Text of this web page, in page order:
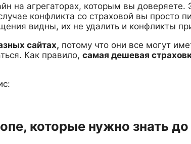
на агрегаторах, которым вы
конфликта со страховой вы просто
видны, их не удалить и конфликты
сайтах, потому что они все могут
Как правило, самая дешевая
которые нужно знать до